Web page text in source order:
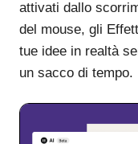
attivati dallo
del mouse, gli
tue idee in realtà
un sacco di tempo.